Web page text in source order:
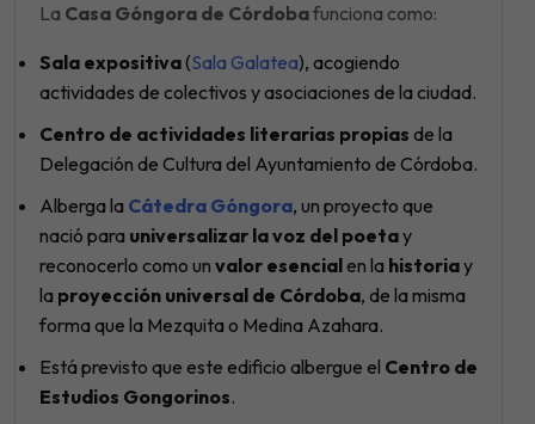
La Casa Góngora de Córdobafunciona como:
Sala expositiva(Sala Galatea), acogiendo
actividades de colectivos y asociaciones de la ciudad.
Centro de actividades literarias propias de la
Delegación de Cultura del Ayuntamiento de Córdoba.
Alberga la Cátedra Góngora, un proyecto que
nació para universalizar la voz del poetay
reconocerlo como un valor esencialen la historiay
la proyección universal de Córdoba, de la misma
forma que la Mezquita o Medina Azahara.
Está previsto que este edificio albergue el Centro de
Estudios Gongorinos.